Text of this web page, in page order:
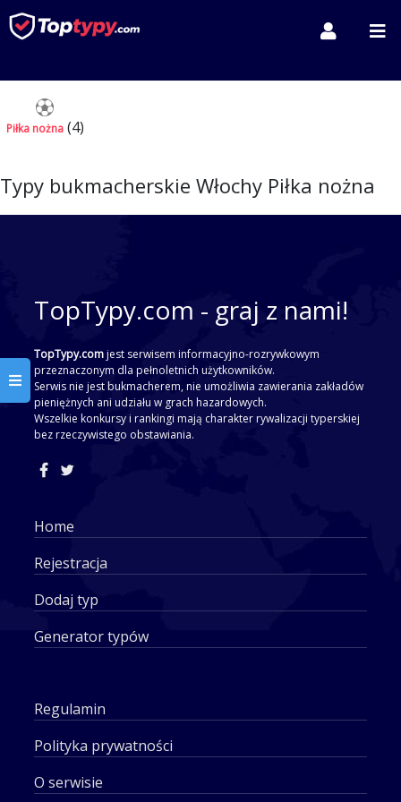
Piłka nożna(4)
Typy bukmacherskie Włochy Piłka nożna
TopTypy.com - graj z nami!
TopTypy.comjest serwisem informacyjno-rozrywkowym
przeznaczonym dla pełnoletnich użytkowników.
Serwis nie jest bukmacherem, nie umożliwia zawierania zakładów
pieniężnych ani udziału w grach hazardowych.
Wszelkie konkursy i rankingi mają charakter rywalizacji typerskiej
bez rzeczywistego obstawiania.
Home
Rejestracja
Dodaj typ
Generator typów
Regulamin
Polityka prywatności
O serwisie